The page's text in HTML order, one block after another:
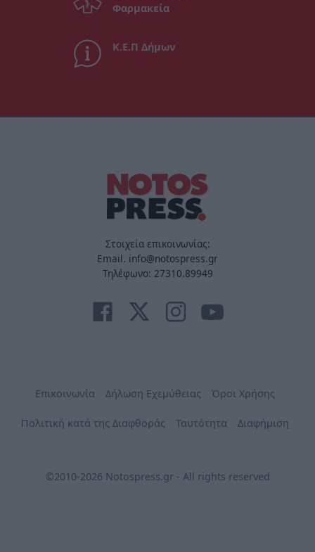
Φαρμακεία
Κ.Ε.Π Δήμων
Στοιχεία επικοινωνίας:
Email. info@notospress.gr
Τηλέφωνο: 27310.89949
Επικοινωνία Δήλωση Εχεμύθειας Όροι Χρήσης
Πολιτική κατά της Διαφθοράς Ταυτότητα Διαφήμιση
©2010-2026 Notospress.gr - All rights reserved